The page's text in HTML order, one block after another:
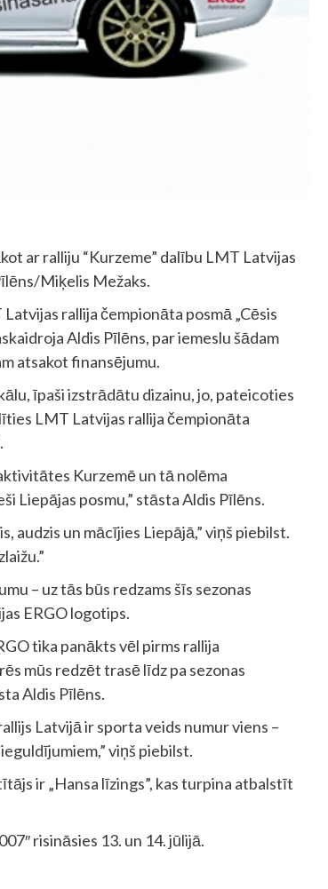
ar ralliju “Kurzeme” dalību LMT Latvijas
Miķelis Mežaks.
rallija čempionāta posmā „Cēsis
Aldis Pīlēns, par iemeslu šādam
atsakot finansējumu.
īpaši izstrādātu dizainu, jo, pateicoties
LMT Latvijas rallija čempionāta
Kurzemē un tā nolēma
Liepājas posmu,” stāsta Aldis Pīlēns.
audzis un mācījies Liepājā,” viņš piebilst.
– uz tās būs redzams šīs sezonas
ERGO logotips.
tika panākts vēl pirms rallija
mūs redzēt trasē līdz pa sezonas
Aldis Pīlēns.
Latvijā ir sporta veids numur viens –
viņš piebilst.
ir „Hansa līzings”, kas turpina atbalstīt
risināsies 13. un 14. jūlijā.